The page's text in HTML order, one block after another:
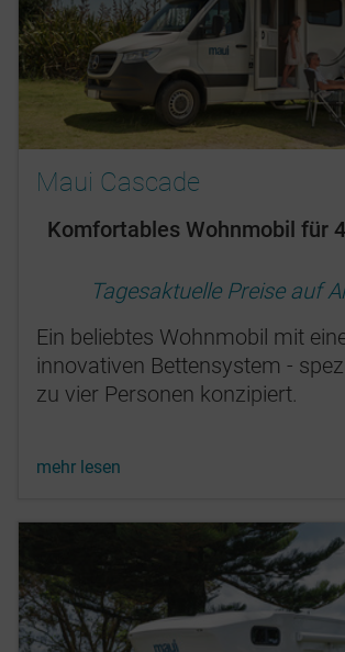
Maui Cascade
Komfortables Wohnmobil für
Tagesaktuelle Preise auf
Ein beliebtes Wohnmobil mit
innovativen Bettensystem -
zu vier Personen konzipiert.
mehr lesen